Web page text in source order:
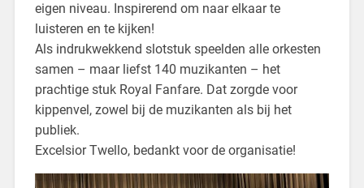
eigen niveau. Inspirerend om naar elkaar te
luisteren en te kijken!
Als indrukwekkend slotstuk speelden alle orkesten
samen – maar liefst 140 muzikanten – het
prachtige stuk Royal Fanfare. Dat zorgde voor
kippenvel, zowel bij de muzikanten als bij het
publiek.
Excelsior Twello, bedankt voor de organisatie!